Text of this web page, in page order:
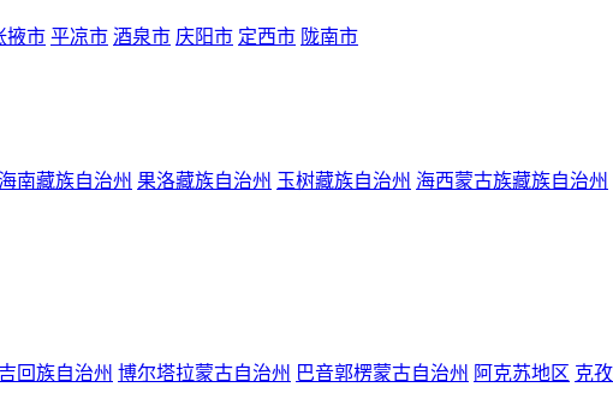
掖市 平凉市 酒泉市 庆阳市 定西市 陇南市
海南藏族自治州 果洛藏族自治州 玉树藏族自治州 海西蒙古族藏族自治州
回族自治州 博尔塔拉蒙古自治州 巴音郭楞蒙古自治州 阿克苏地区 克